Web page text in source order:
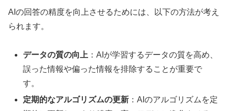
AIの回答の精度を向上させるためには、以下の方法が考え
られます。
データの質の向上 ：AIが学習するデータの質を高め、
誤った情報や偏った情報を排除することが重要で
す。
定期的なアルゴリズムの更新 ：AIのアルゴリズムを定